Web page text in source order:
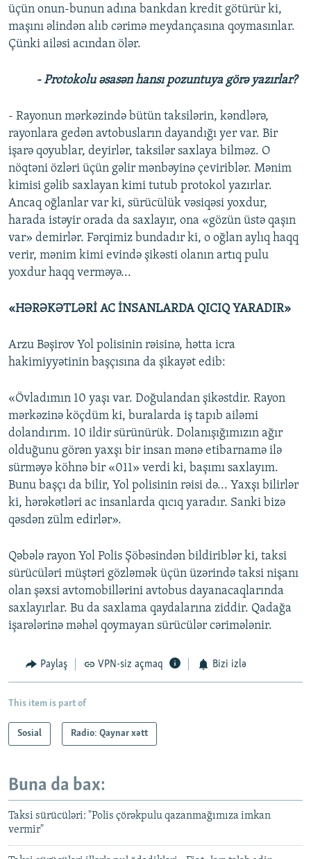
üçün onun-bunun adına bankdan kredit götürür ki,
maşını əlindən alıb cərimə meydançasına qoymasınlar.
Çünki ailəsi acından ölər.
- Protokolu əsasən hansı pozuntuya görə yazırlar?
- Rayonun mərkəzində bütün taksilərin, kəndlərə,
rayonlara gedən avtobusların dayandığı yer var. Bir
işarə qoyublar, deyirlər, taksilər saxlaya bilməz. O
nöqtəni özləri üçün gəlir mənbəyinə çeviriblər. Mənim
kimisi gəlib saxlayan kimi tutub protokol yazırlar.
Ancaq oğlanlar var ki, sürücülük vəsiqəsi yoxdur,
harada istəyir orada da saxlayır, ona «gözün üstə qaşın
var» demirlər. Fərqimiz bundadır ki, o oğlan aylıq haqq
verir, mənim kimi evində şikəsti olanın artıq pulu
yoxdur haqq verməyə...
«HƏRƏKƏTLƏRİ AC İNSANLARDA QICIQ YARADIR»
Arzu Bəşirov Yol polisinin rəisinə, hətta icra
hakimiyyətinin başçısına da şikayət edib:
«Övladımın 10 yaşı var. Doğulandan şikəstdir. Rayon
mərkəzinə köçdüm ki, buralarda iş tapıb ailəmi
dolandırım. 10 ildir sürünürük. Dolanışığımızın ağır
olduğunu görən yaxşı bir insan mənə etibarnamə ilə
sürməyə köhnə bir «011» verdi ki, başımı saxlayım.
Bunu başçı da bilir, Yol polisinin rəisi də... Yaxşı bilirlər
ki, hərəkətləri ac insanlarda qıcıq yaradır. Sanki bizə
qəsdən zülm edirlər».
Qəbələ rayon Yol Polis Şöbəsindən bildiriblər ki, taksi
sürücüləri müştəri gözləmək üçün üzərində taksi nişanı
olan şəxsi avtomobillərini avtobus dayanacaqlarında
saxlayırlar. Bu da saxlama qaydalarına ziddir. Qadağa
işarələrinə məhəl qoymayan sürücülər cərimələnir.
Paylaş VPN-siz açmaq Bizi izlə
This item is part of
Sosial Radio: Qaynar xətt
Buna da bax:
Taksi sürücüləri: "Polis çörəkpulu qazanmağımıza imkan
vermir"